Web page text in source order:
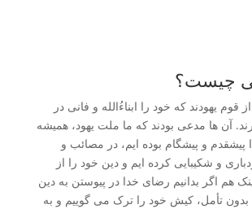
چیست؟
یهودند که خود را ابناءُالله و فانی در
آن ها مدعی بودند که ما ملت یهود، همیشه
پیشقدم و پیشگام بوده ایم، در مصائب و
و شکیبایی کرده ایم و دین خود را از
هم اگر بدانیم رضای خدا در پیوستن به دین
تأمل، کیش خود را ترک می گوییم و به